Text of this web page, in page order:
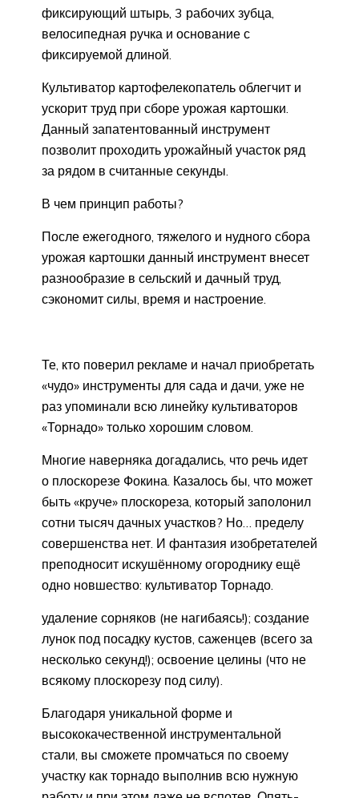
фиксирующий штырь, 3 рабочих зубца,
велосипедная ручка и основание с
фиксируемой длиной.
Культиватор картофелекопатель облегчит и
ускорит труд при сборе урожая картошки.
Данный запатентованный инструмент
позволит проходить урожайный участок ряд
за рядом в считанные секунды.
В чем принцип работы?
После ежегодного, тяжелого и нудного сбора
урожая картошки данный инструмент внесет
разнообразие в сельский и дачный труд,
сэкономит силы, время и настроение.
Те, кто поверил рекламе и начал приобретать
«чудо» инструменты для сада и дачи, уже не
раз упоминали всю линейку культиваторов
«Торнадо» только хорошим словом.
Многие наверняка догадались, что речь идет
о плоскорезе Фокина. Казалось бы, что может
быть «круче» плоскореза, который заполонил
сотни тысяч дачных участков? Но… пределу
совершенства нет. И фантазия изобретателей
преподносит искушённому огороднику ещё
одно новшество: культиватор Торнадо.
удаление сорняков (не нагибаясь!); создание
лунок под посадку кустов, саженцев (всего за
несколько секунд!); освоение целины (что не
всякому плоскорезу под силу).
Благодаря уникальной форме и
высококачественной инструментальной
стали, вы сможете промчаться по своему
участку как торнадо выполнив всю нужную